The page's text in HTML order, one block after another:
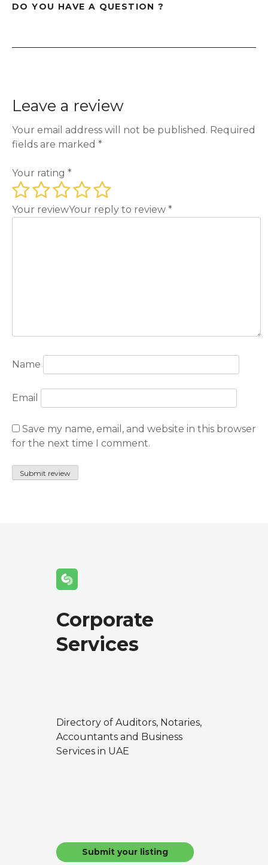
DO YOU HAVE A QUESTION ?
Leave a review
Your email address will not be published. Required
fields are marked *
Your rating *
Your reviewYour reply to review *
Name
Email
Save my name, email, and website in this browser
for the next time I comment.
Corporate
Services
Directory of Auditors, Notaries,
Accountants and Business
Services in UAE
Submit your listing